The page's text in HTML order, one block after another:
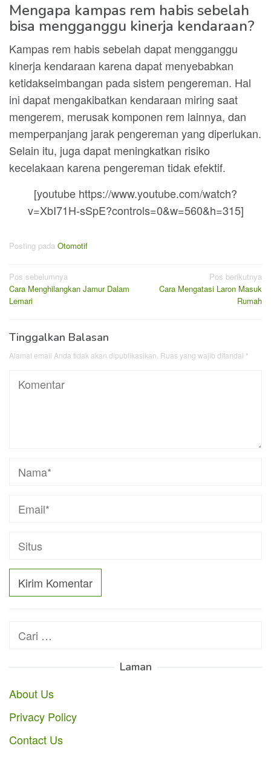
Mengapa kampas rem habis sebelah
bisa mengganggu kinerja kendaraan?
Kampas rem habis sebelah dapat mengganggu
kinerja kendaraan karena dapat menyebabkan
ketidakseimbangan pada sistem pengereman. Hal
ini dapat mengakibatkan kendaraan miring saat
mengerem, merusak komponen rem lainnya, dan
memperpanjang jarak pengereman yang diperlukan.
Selain itu, juga dapat meningkatkan risiko
kecelakaan karena pengereman tidak efektif.
[youtube https://www.youtube.com/watch?
v=XbI71H-sSpE?controls=0&w=560&h=315]
Posting pada Otomotif
Navigasi
pos
Pos sebelumnya
Cara Menghilangkan Jamur Dalam
Lemari
Pos berikutnya
Cara Mengatasi Laron Masuk
Rumah
Tinggalkan Balasan
Alamat email Anda tidak akan dipublikasikan. Ruas yang wajib ditandai *
Cari
Laman
About Us
Privacy Policy
Contact Us